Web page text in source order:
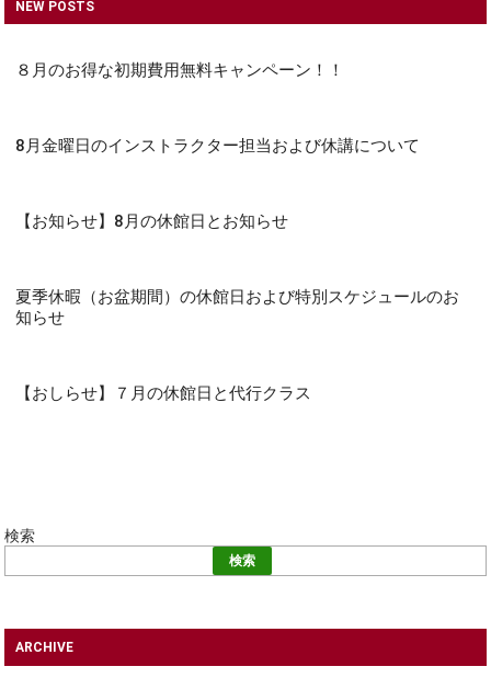
NEW POSTS
８月のお得な初期費用無料キャンペーン！！
8月金曜日のインストラクター担当および休講について
【お知らせ】8月の休館日とお知らせ
夏季休暇（お盆期間）の休館日および特別スケジュールのお
知らせ
【おしらせ】７月の休館日と代行クラス
検索
検索
ARCHIVE